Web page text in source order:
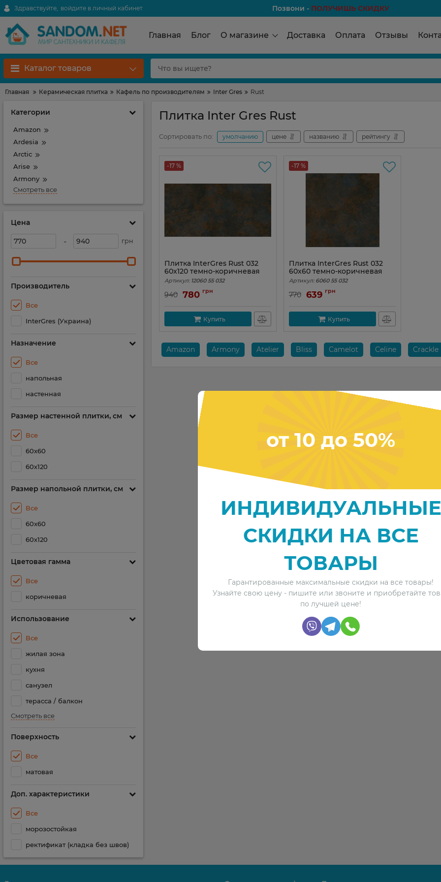
Здравствуйте, войдите в личный кабинет Позвони - ПОЛУЧИШЬ СКИДКУ
Главная Блог О магазине Доставка Оплата Отзывы
Каталог товаров
Главная Керамическая плитка Кафель по производителям Inter Gres Rust
Категории
Amazon
Ardesia
Arctic
Arise
Armony
Смотреть все
Цена
- грн
Производитель
Все
InterGres (Украина)
Назначение
Все
напольная
настенная
Размер настенной плитки, см
Все
60х60
60х120
Размер напольной плитки, см
Все
60x60
60х120
Цветовая гамма
Все
коричневая
Использование
Все
жилая зона
кухня
санузел
терасса / балкон
Смотреть все
Поверхность
Все
матовая
Доп. характеристики
Все
морозостойкая
ректификат (кладка без швов)
Плитка Inter Gres Rust
Сортировать по: умолчанию цене названию рейтингу
-17 %
Плитка InterGres Rust 032
60x120 темно-коричневая
Артикул: 12060 55 032
940 780 грн
Купить
-17 %
Плитка InterGres Rust 032
60x60 темно-коричневая
Артикул: 6060 55 032
770 639 грн
Купить
Amazon Armony Atelier Bliss Camelot Celine Crackle
от 10 до 50%
ИНДИВИДУАЛЬНЫЕ
СКИДКИ НА ВСЕ
ТОВАРЫ
Гарантированные максимальные скидки на все товары!
Узнайте свою цену - пишите или звоните и приобретайте
по лучшей цене!